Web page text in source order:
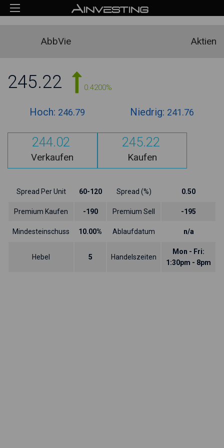
AbbVie Aktien
245.22 0.4200%
Hoch: 246.79 Niedrig: 241.76
244.02
Verkaufen
245.22
Kaufen
Spread Per Unit 60-120 Spread (%) 0.50
Premium Kaufen -190 Premium Sell -195
Mindesteinschuss 10.00% Ablaufdatum n/a
Hebel 5 Handelszeiten
Mon - Fri:
1:30pm - 8pm